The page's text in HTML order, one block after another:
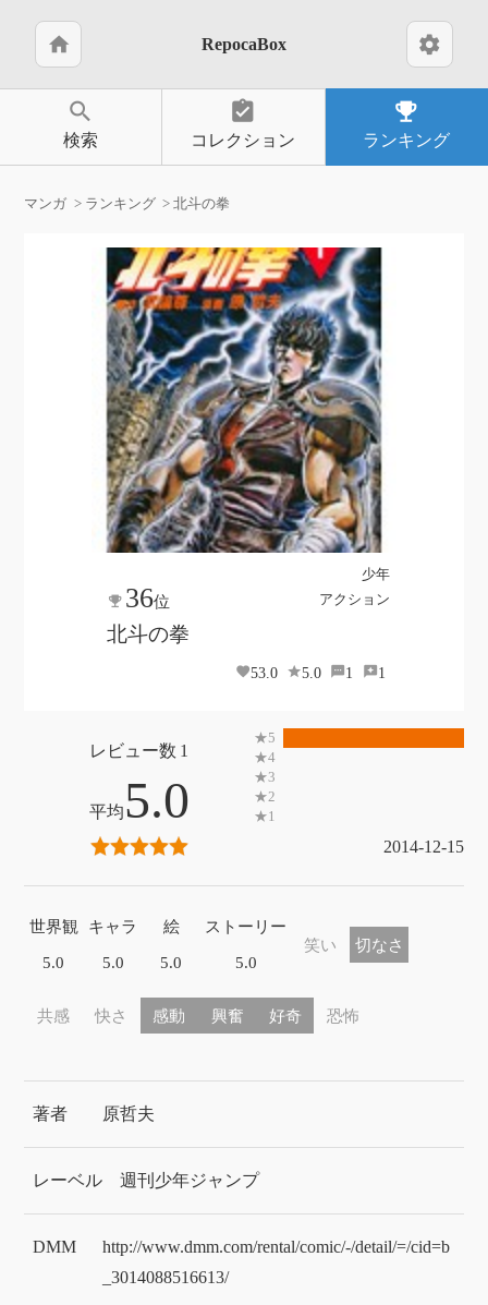
home RepocaBox settings
search
検索
assignment_turned_in
コレクション
emoji_events
ランキング
マンガ ランキング 北斗の拳
少年
アクション
36位
北斗の拳
53.0 5.0 1 1
1
5.0
2014-12-15
世界観
5.0
キャラ
5.0
絵
5.0
ストーリー
5.0
笑い 切なさ
共感 快さ 感動 興奮 好奇 恐怖
著者 原哲夫
レーベル 週刊少年ジャンプ
DMM
http://www.dmm.com/rental/comic/-/detail/=/cid=b
_3014088516613/